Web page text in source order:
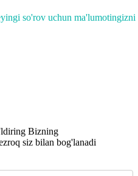
so'rov uchun ma'lumotingizni
Bizning
siz bilan bog'lanadi